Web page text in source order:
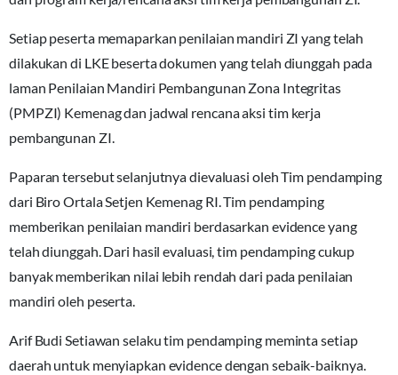
Setiap peserta memaparkan penilaian mandiri ZI yang telah
dilakukan di LKE beserta dokumen yang telah diunggah pada
laman Penilaian Mandiri Pembangunan Zona Integritas
(PMPZI) Kemenag dan jadwal rencana aksi tim kerja
pembangunan ZI.
Paparan tersebut selanjutnya dievaluasi oleh Tim pendamping
dari Biro Ortala Setjen Kemenag RI. Tim pendamping
memberikan penilaian mandiri berdasarkan evidence yang
telah diunggah. Dari hasil evaluasi, tim pendamping cukup
banyak memberikan nilai lebih rendah dari pada penilaian
mandiri oleh peserta.
Arif Budi Setiawan selaku tim pendamping meminta setiap
daerah untuk menyiapkan evidence dengan sebaik-baiknya.